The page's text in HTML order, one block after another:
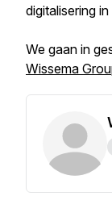
digitalisering
We gaan in
Wissema